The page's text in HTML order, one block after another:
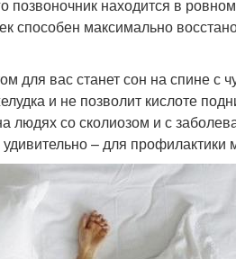
позвоночник находится в
способен максимально
для вас станет сон на спине с
и не позволит кислоте
людях со сколиозом и с
– для